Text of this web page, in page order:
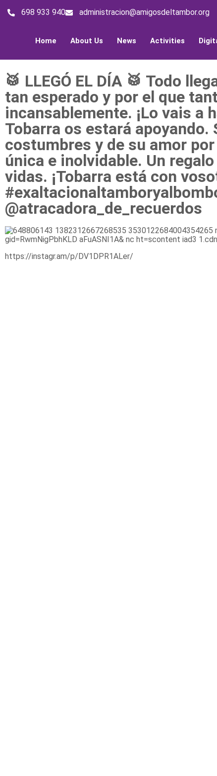
698 933 940 administracion@amigosdeltambor.org
Home About Us News Activities
🥁 LLEGÓ EL DÍA 🥁 Todo
tan esperado y por el que
incansablemente. ¡Lo vais a
Tobarra os estará apoyando.
costumbres y de su amor
única e inolvidable. Un
vidas. ¡Tobarra está con
@atracadora_de_recuerdos
https://instagr.am/p/DV1DPR1ALer/